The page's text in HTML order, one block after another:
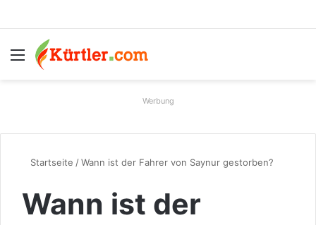
Menü
Werbung
Startseite /Wann ist der Fahrer von Saynur gestorben?
Wann ist der